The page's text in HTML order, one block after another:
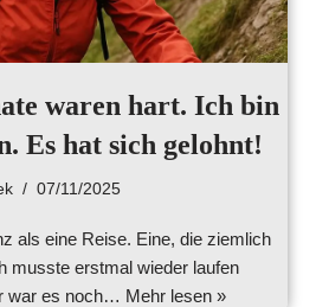
waren hart. Ich bin
Es hat sich gelohnt!
07/11/2025
als eine Reise. Eine, die ziemlich
musste erstmal wieder laufen
war es noch… Mehr lesen »